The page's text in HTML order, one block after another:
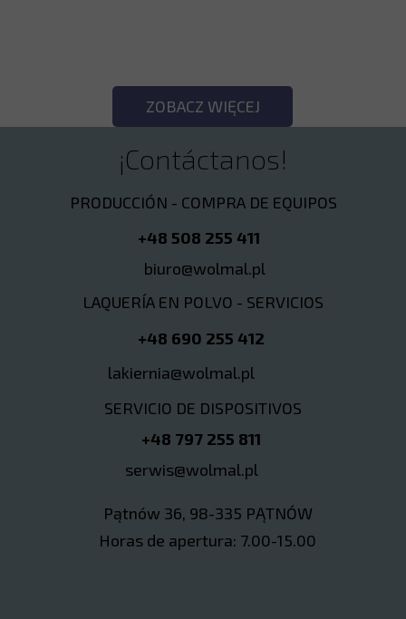
ZOBACZ WIĘCEJ
Pątnów 36, 98-335 PĄTNÓW
Horas de apertura: 7.00-15.00
PRODUCCIÓN - COMPRA DE EQUIPOS
+48 508 255 411
biuro@wolmal.pl
LAQUERÍA EN POLVO - SERVICIOS
+48 690 255 412
lakiernia@wolmal.pl
SERVICIO DE DISPOSITIVOS
+48 797 255 811
serwis@wolmal.pl
¡Contáctanos!